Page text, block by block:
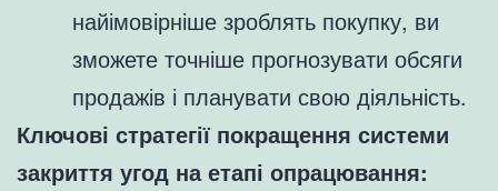
найімовірніше зроблять покупку, ви
зможете точніше прогнозувати обсяги
продажів і планувати свою діяльність.
Ключові стратегії покращення системи
закриття угод на етапі опрацювання: